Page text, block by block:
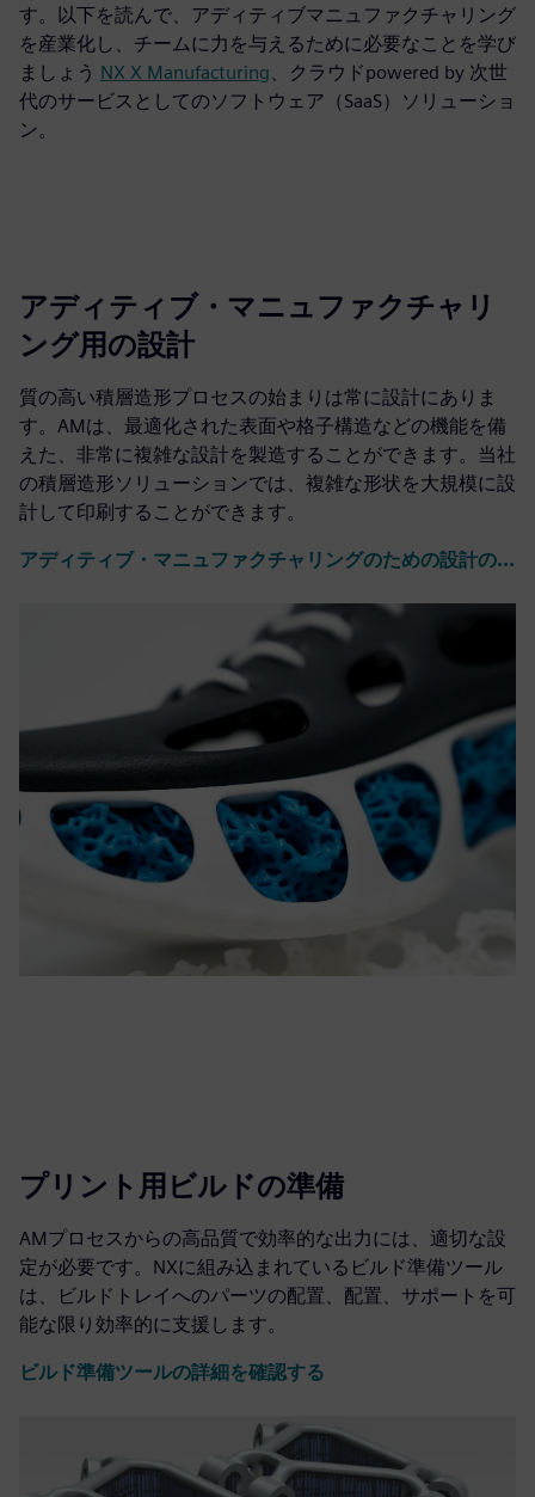
す。以下を読んで、アディティブマニュファクチャリング
を産業化し、チームに力を与えるために必要なことを学び
ましょう NX X Manufacturing、クラウドpowered by 次世
代のサービスとしてのソフトウェア（SaaS）ソリューショ
ン。
アディティブ・マニュファクチャリ
ング用の設計
質の高い積層造形プロセスの始まりは常に設計にありま
す。AMは、最適化された表面や格子構造などの機能を備
えた、非常に複雑な設計を製造することができます。当社
の積層造形ソリューションでは、複雑な形状を大規模に設
計して印刷することができます。
アディティブ・マニュファクチャリングのための設計の詳細
プリント用ビルドの準備
AMプロセスからの高品質で効率的な出力には、適切な設
定が必要です。NXに組み込まれているビルド準備ツール
は、ビルドトレイへのパーツの配置、配置、サポートを可
能な限り効率的に支援します。
ビルド準備ツールの詳細を確認する